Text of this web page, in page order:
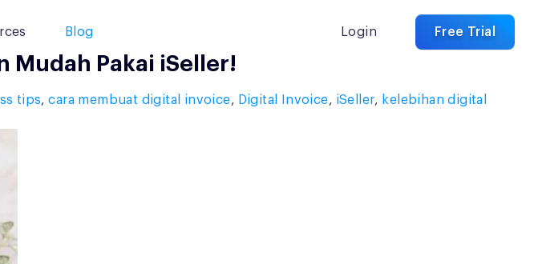
Blog Login Free Trial
Mudah Pakai iSeller!
tips,cara membuat digital invoice, Digital Invoice, iSeller, kelebihan digital